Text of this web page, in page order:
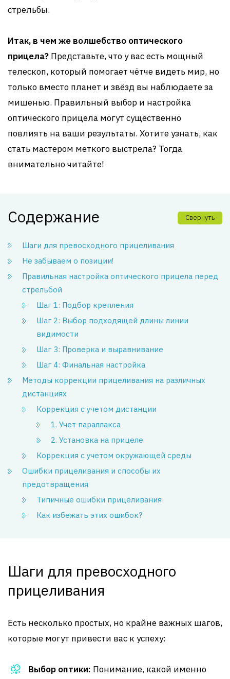
стрельбы.
Итак, в чем же волшебство оптического
прицела? Представьте, что у вас есть мощный
телескоп, который помогает чётче видеть мир, но
только вместо планет и звёзд вы наблюдаете за
мишенью. Правильный выбор и настройка
оптического прицела могут существенно
повлиять на ваши результаты. Хотите узнать, как
стать мастером меткого выстрела? Тогда
внимательно читайте!
Содержание Свернуть
Шаги для превосходного прицеливания
Не забываем о позиции!
Правильная настройка оптического прицела перед
стрельбой
Шаг 1: Подбор крепления
Шаг 2: Выбор подходящей длины линии
видимости
Шаг 3: Проверка и выравнивание
Шаг 4: Финальная настройка
Методы коррекции прицеливания на различных
дистанциях
Коррекция с учетом дистанции
1. Учет параллакса
2. Установка на прицеле
Коррекция с учетом окружающей среды
Ошибки прицеливания и способы их
предотвращения
Типичные ошибки прицеливания
Как избежать этих ошибок?
Шаги для превосходного
прицеливания
Есть несколько простых, но крайне важных шагов,
которые могут привести вас к успеху:
Выбор оптики: Понимание, какой именно